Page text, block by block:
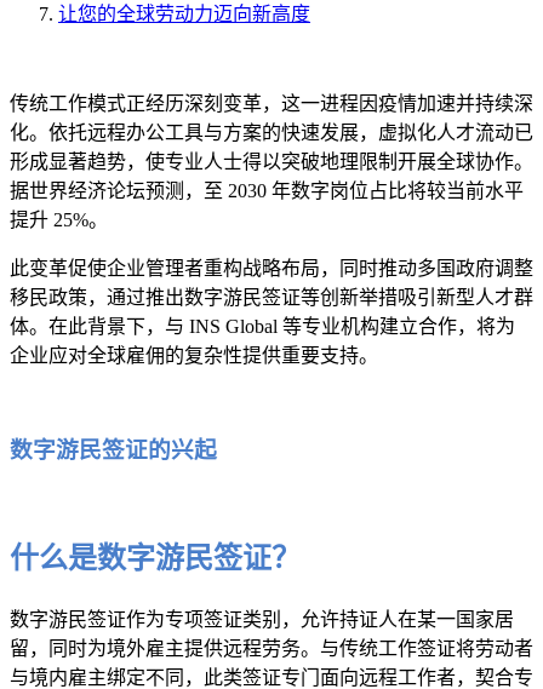
让您的全球劳动力迈向新高度
传统工作模式正经历深刻变革，这一进程因疫情加速并持续深
化。依托远程办公工具与方案的快速发展，虚拟化人才流动已
形成显著趋势，使专业人士得以突破地理限制开展全球协作。
据世界经济论坛预测，至 2030 年数字岗位占比将较当前水平
提升 25%。
此变革促使企业管理者重构战略布局，同时推动多国政府调整
移民政策，通过推出数字游民签证等创新举措吸引新型人才群
体。在此背景下，与 INS Global 等专业机构建立合作，将为
企业应对全球雇佣的复杂性提供重要支持。
数字游民签证的兴起
什么是数字游民签证？
数字游民签证作为专项签证类别，允许持证人在某一国家居
留，同时为境外雇主提供远程劳务。与传统工作签证将劳动者
与境内雇主绑定不同，此类签证专门面向远程工作者，契合专